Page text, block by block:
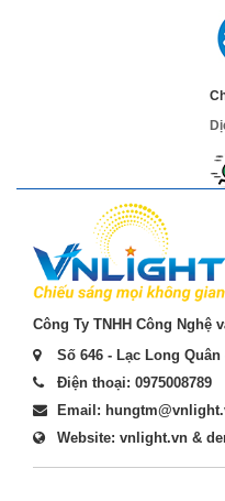
Công Ty TNHH Công Nghệ
Số 646 - Lạc Long Quân
Điện thoại: 0975008789
Email:
Website: vnlight.vn &